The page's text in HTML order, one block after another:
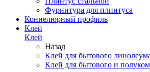
Фурнитура для плинтуса
Коннелюрный профиль
Клей
Клей
Назад
Клей для бытового
Клей для бытового и